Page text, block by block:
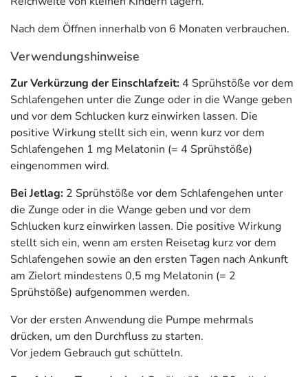
dem Schlafengehen eingenommen, kann 1 mg Melatonin
dazu beitragen, die Einschlafzeit zu verkürzen.* Zudem
subjektive Jetlag-Empfinden haben, wenn 0,5 mg
Melatonin am ersten Reisetag kurz vor dem
Schlafengehen sowie an den ersten Tagen nach der
Ankunft am Zielort aufgenommen werden.*
Ashwagandhawird hauptsächlich im indischen Ayurveda
verwendet.
Vitamin B6trägt zu einer normalen Funktion des
Nervensystems sowie zu einer normalen Funktion des
Energiestoffwechsels bei.
* Melatonin trägt dazu bei, die Einschlafzeit zu verkürzen. Die positive
Wirkung stellt sich ein, wenn kurz vor dem Schlafengehen 1 mg Melatonin
aufgenommen wird. Melatonin trägt zur Linderung der subjektiven Jetlag-
Empfindung bei. Die positive Wirkung stellt sich ein, wenn am ersten
Reisetag kurz vor dem Schlafengehen sowie an den ersten Tagen nach
Ankunft am Zielort mindestens 0,5 mg aufgenommen werden. Vitamin B6
Nach dem Öffnen innerhalb von 6 Monaten verbrauchen.
Verwendungshinweise
Zur Verkürzung der Einschlafzeit: 4 Sprühstöße vor dem
Schlafengehen unter die Zunge oder in die Wange geben
und vor dem Schlucken kurz einwirken lassen. Die
positive Wirkung stellt sich ein, wenn kurz vor dem
Schlafengehen 1 mg Melatonin (= 4 Sprühstöße)
eingenommen wird.
Bei Jetlag: 2 Sprühstöße vor dem Schlafengehen unter
die Zunge oder in die Wange geben und vor dem
Schlucken kurz einwirken lassen. Die positive Wirkung
stellt sich ein, wenn am ersten Reisetag kurz vor dem
Schlafengehen sowie an den ersten Tagen nach Ankunft
am Zielort mindestens 0,5 mg Melatonin (= 2
Sprühstöße) aufgenommen werden.
Vor der ersten Anwendung die Pumpe mehrmals
drücken, um den Durchfluss zu starten.
Vor jedem Gebrauch gut schütteln.